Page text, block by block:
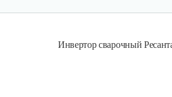
Инвертор сварочный